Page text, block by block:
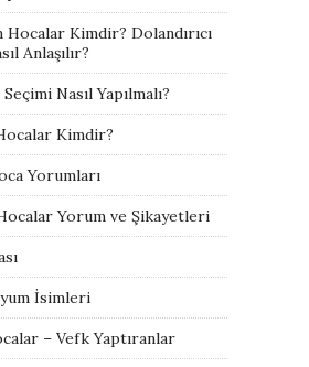
Kimdir? Dolandırıcı
Anlaşılır?
Nasıl Yapılmalı?
Kimdir?
Yorumları
Yorum ve Şikayetleri
İsimleri
– Vefk Yaptıranlar